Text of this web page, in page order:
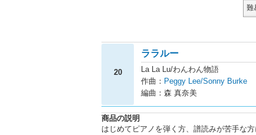
難
20
ララルー
La La Lu/わんわん物語
作曲： Peggy Lee/Sonny Burke
編曲：森 真奈美
商品の説明
はじめてピアノを弾く方、譜読みが苦手な